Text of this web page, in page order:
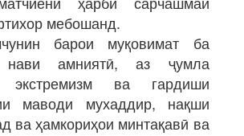
мебошанд.
барои муқовимат ба
нави амниятӣ, аз ҷумла
экстремизм ва гардиши
маводи мухаддир, нақши
ва ҳамкориҳои минтақавӣ ва